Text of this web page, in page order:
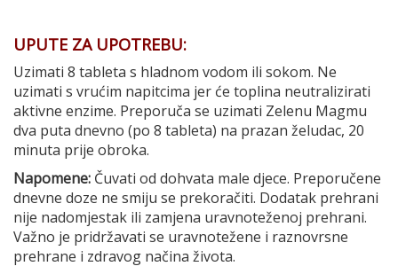
UPUTE ZA UPOTREBU:
Uzimati 8 tableta s hladnom vodom ili sokom. Ne
uzimati s vrućim napitcima jer će toplina neutralizirati
aktivne enzime. Preporuča se uzimati Zelenu Magmu
dva puta dnevno (po 8 tableta) na prazan želudac, 20
minuta prije obroka.
Napomene: Čuvati od dohvata male djece. Preporučene
dnevne doze ne smiju se prekoračiti. Dodatak prehrani
nije nadomjestak ili zamjena uravnoteženoj prehrani.
Važno je pridržavati se uravnotežene i raznovrsne
prehrane i zdravog načina života.